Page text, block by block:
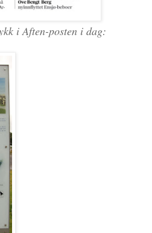
i Aften-posten i dag: